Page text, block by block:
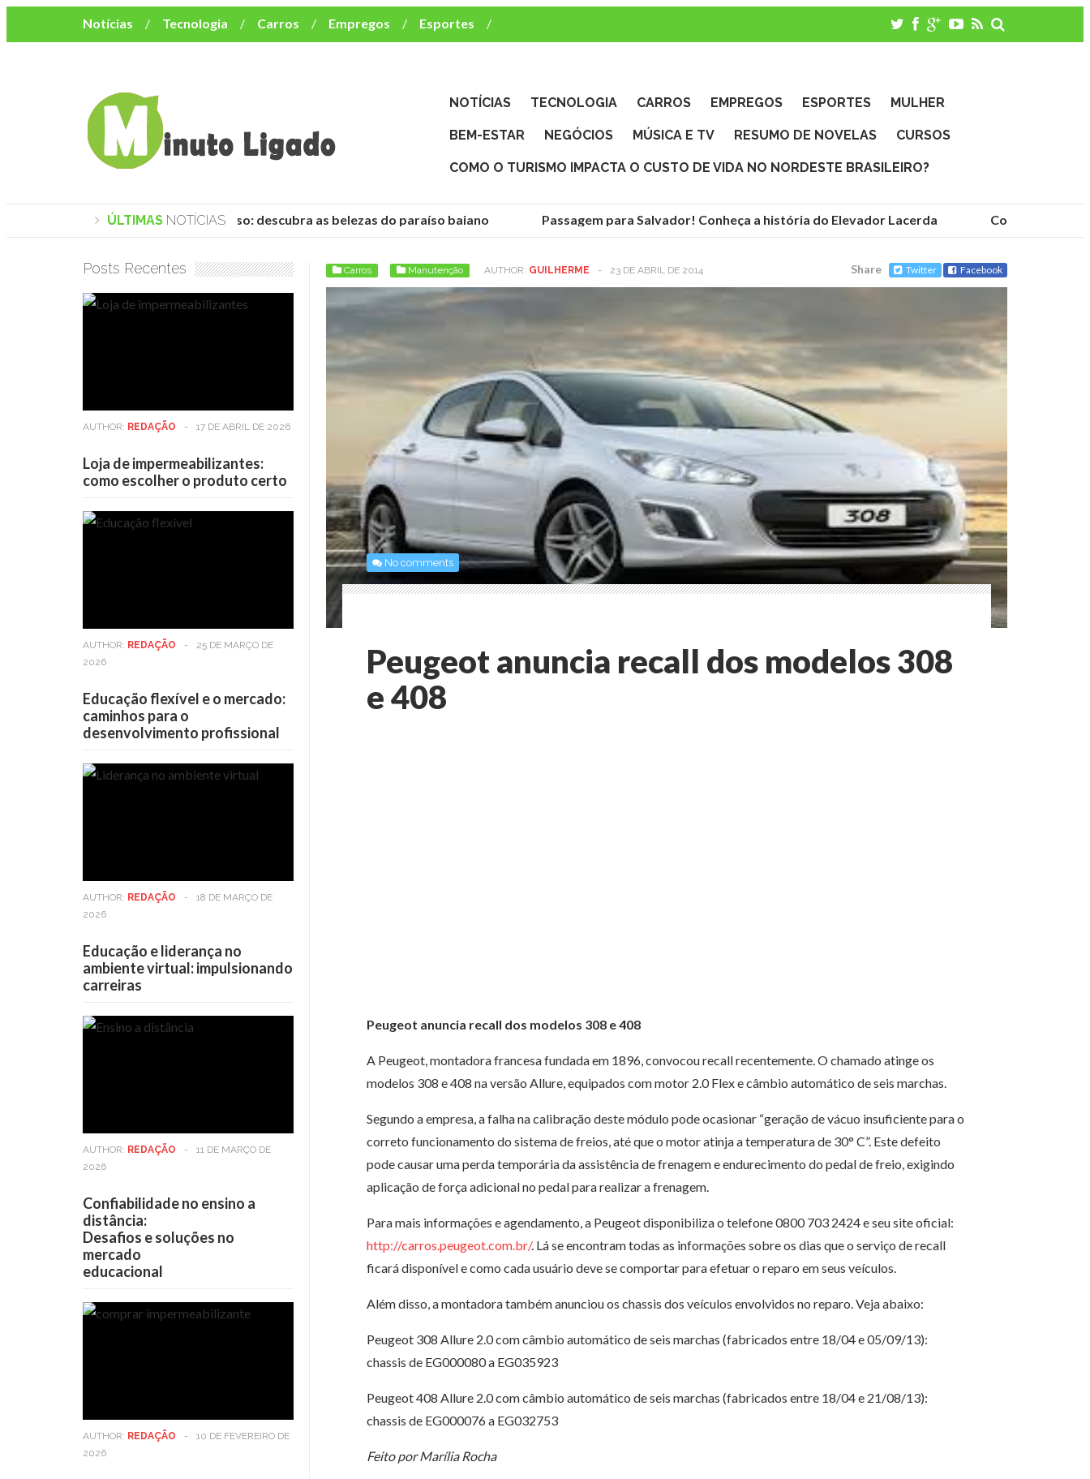
Notícias Tecnologia Carros Empregos
Esportes
Mulher
Bem-Estar Negócios
Música e TV
NOTÍCIAS TECNOLOGIA CARROS EMPREGOS ESPORTES MULHER
BEM-ESTAR NEGÓCIOS MÚSICA E TV RESUMO DE NOVELAS CURSOS
COMO O TURISMO IMPACTA O CUSTO DE VIDA NO NORDESTE BRASILEIRO?
ÚLTIMAS NOTÍCIAS
Praias de Trancoso: descubra as belezas do paraíso baiano Passagem para Salvador! Conheça a história do Elevador Lacerda Conheça as
Carros Manutenção AUTHOR: GUILHERME - 23 DE ABRIL DE 2014 Share Twitter Facebook
No comments
Peugeot anuncia recall dos modelos 308
e 408
Peugeot anuncia recall dos modelos 308 e 408
A Peugeot, montadora francesa fundada em 1896, convocou recall recentemente. O chamado atinge os
modelos 308 e 408 na versão Allure, equipados com motor 2.0 Flex e câmbio automático de seis marchas.
Segundo a empresa, a falha na calibração deste módulo pode ocasionar “geração de vácuo insuficiente para o
correto funcionamento do sistema de freios, até que o motor atinja a temperatura de 30° C”. Este defeito
pode causar uma perda temporária da assistência de frenagem e endurecimento do pedal de freio, exigindo
aplicação de força adicional no pedal para realizar a frenagem.
Para mais informações e agendamento, a Peugeot disponibiliza o telefone 0800 703 2424 e seu site oficial:
http://carros.peugeot.com.br/. Lá se encontram todas as informações sobre os dias que o serviço de recall
ficará disponível e como cada usuário deve se comportar para efetuar o reparo em seus veículos.
Além disso, a montadora também anunciou os chassis dos veículos envolvidos no reparo. Veja abaixo:
Peugeot 308 Allure 2.0 com câmbio automático de seis marchas (fabricados entre 18/04 e 05/09/13):
chassis de EG000080 a EG035923
Peugeot 408 Allure 2.0 com câmbio automático de seis marchas (fabricados entre 18/04 e 21/08/13):
chassis de EG000076 a EG032753
Feito por Marília Rocha
Posts Recentes
AUTHOR: REDAÇÃO - 17 DE ABRIL DE 2026
Loja de impermeabilizantes:
como escolher o produto certo
AUTHOR: REDAÇÃO -
25 DE MARÇO DE
2026
Educação flexível e o mercado:
caminhos para o
desenvolvimento profissional
AUTHOR: REDAÇÃO -
18 DE MARÇO DE
2026
Educação e liderança no
ambiente virtual: impulsionando
carreiras
AUTHOR: REDAÇÃO -
11 DE MARÇO DE
2026
Confiabilidade no ensino a
distância:
Desafios e soluções no
mercado
educacional
AUTHOR: REDAÇÃO -
10 DE FEVEREIRO DE
2026